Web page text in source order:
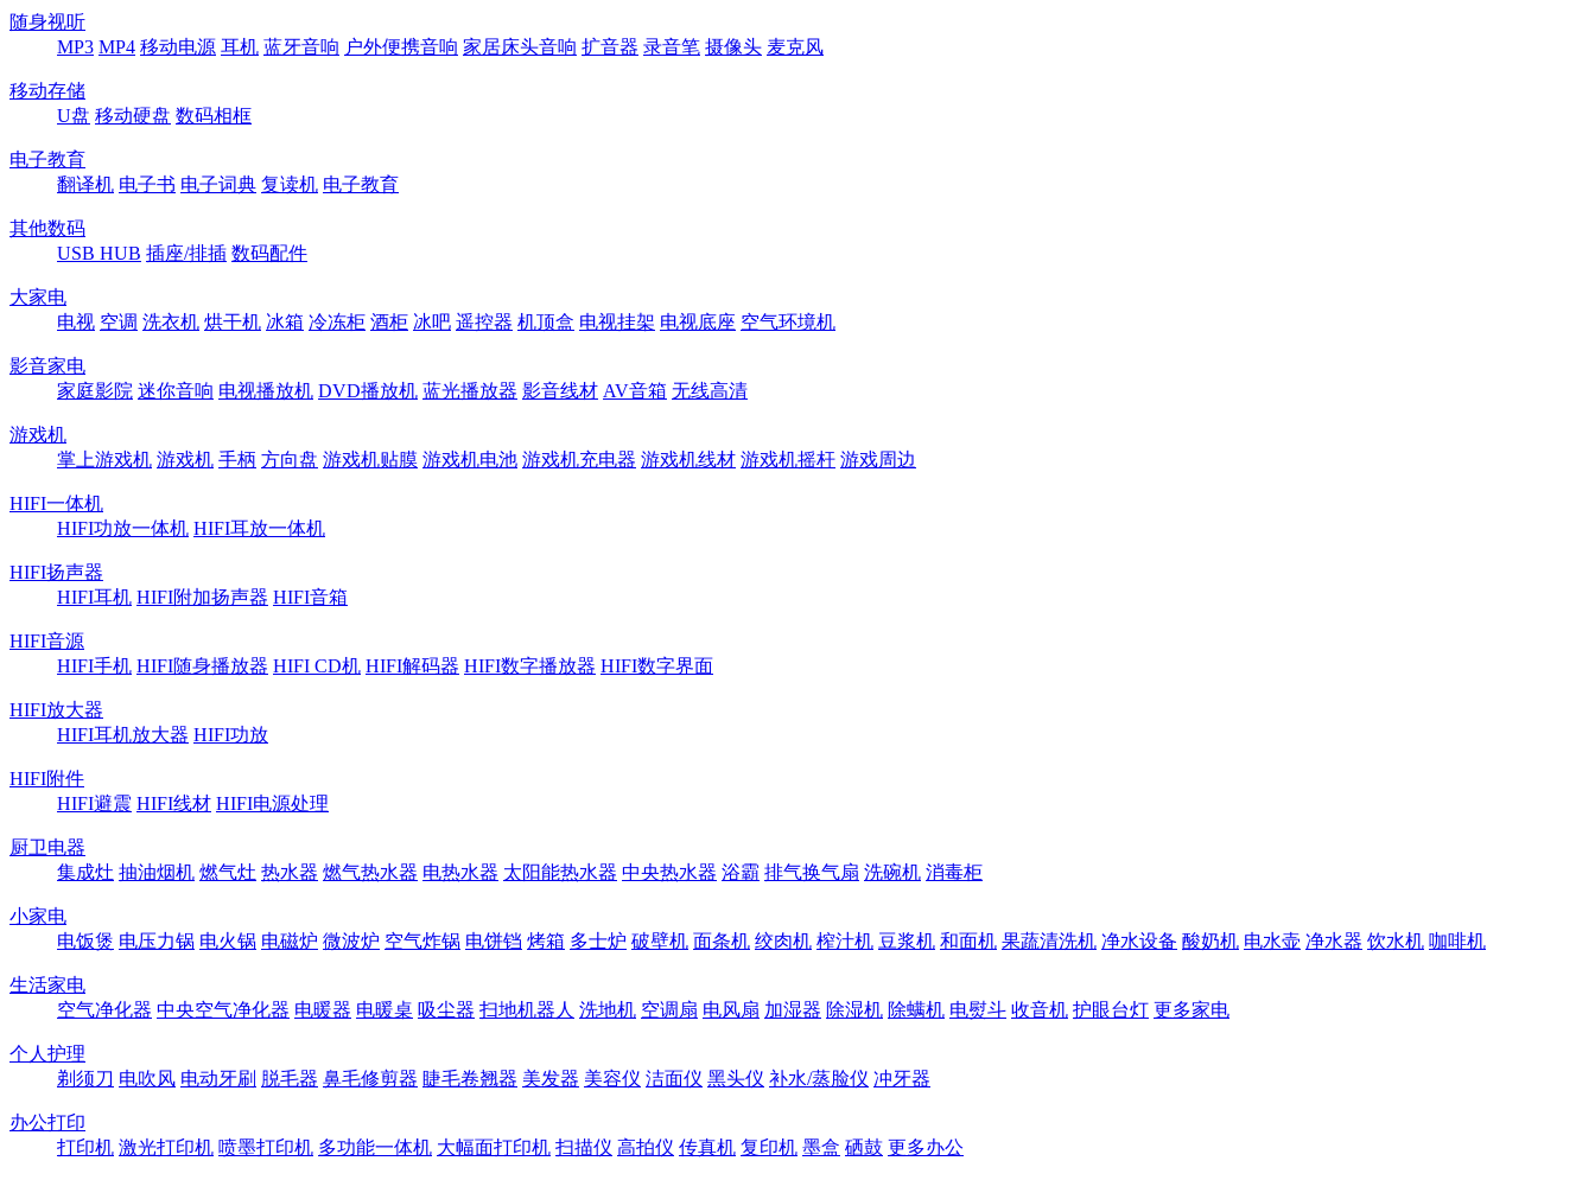
随身视听
MP3 MP4 移动电源 耳机 蓝牙音响 户外便携音响 家居床头音响 扩音器 录音笔 摄像头 麦克风
移动存储
U盘 移动硬盘 数码相框
电子教育
翻译机 电子书 电子词典 复读机 电子教育
其他数码
USB HUB 插座/排插 数码配件
大家电
电视 空调 洗衣机 烘干机 冰箱 冷冻柜 酒柜 冰吧 遥控器 机顶盒 电视挂架 电视底座 空气环境机
影音家电
家庭影院 迷你音响 电视播放机 DVD播放机 蓝光播放器 影音线材 AV音箱 无线高清
游戏机
掌上游戏机 游戏机 手柄 方向盘 游戏机贴膜 游戏机电池 游戏机充电器 游戏机线材 游戏机摇杆 游戏周边
HIFI一体机
HIFI功放一体机 HIFI耳放一体机
HIFI扬声器
HIFI耳机 HIFI附加扬声器 HIFI音箱
HIFI音源
HIFI手机 HIFI随身播放器 HIFI CD机 HIFI解码器 HIFI数字播放器 HIFI数字界面
HIFI放大器
HIFI耳机放大器 HIFI功放
HIFI附件
HIFI避震 HIFI线材 HIFI电源处理
厨卫电器
集成灶 抽油烟机 燃气灶 热水器 燃气热水器 电热水器 太阳能热水器 中央热水器 浴霸 排气换气扇 洗碗机 消毒柜
小家电
电饭煲 电压力锅 电火锅 电磁炉 微波炉 空气炸锅 电饼铛 烤箱 多士炉 破壁机 面条机 绞肉机 榨汁机 豆浆机 和面机 果蔬清洗机 净水设备 酸奶机 电水壶 净水器 饮水机 咖啡机
生活家电
空气净化器 中央空气净化器 电暖器 电暖桌 吸尘器 扫地机器人 洗地机 空调扇 电风扇 加湿器 除湿机 除螨机 电熨斗 收音机 护眼台灯 更多家电
个人护理
剃须刀 电吹风 电动牙刷 脱毛器 鼻毛修剪器 睫毛卷翘器 美发器 美容仪 洁面仪 黑头仪 补水/蒸脸仪 冲牙器
办公打印
打印机 激光打印机 喷墨打印机 多功能一体机 大幅面打印机 扫描仪 高拍仪 传真机 复印机 墨盒 硒鼓 更多办公